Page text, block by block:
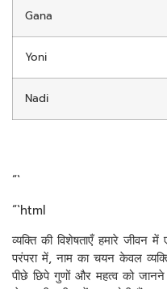
Gana
Yoni
Nadi
“`
“`html
व्यक्ति की विशेषताएँ हमारे जीवन
परंपरा में, नाम का चयन केवल
पीछे छिपे गुणों और महत्व को